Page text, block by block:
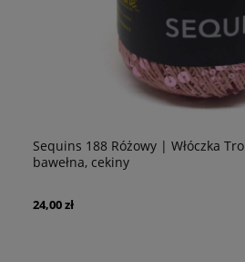
Sequins 188 Różowy | Włóczka
bawełna, cekiny
24,00 zł